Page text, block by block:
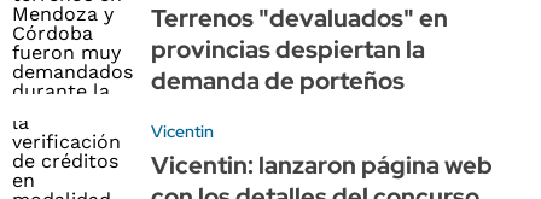
Terrenos "devaluados" en
provincias despiertan la
demanda de porteños
Vicentin
Vicentin: lanzaron página web